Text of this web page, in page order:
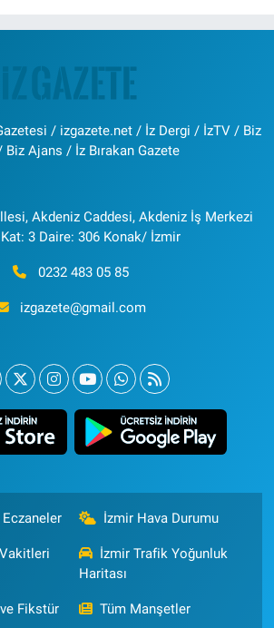
/ izgazete.net / İz Dergi / İzTV / Biz
Biz Ajans / İz Bırakan Gazete
Akdeniz Caddesi, Akdeniz İş Merkezi
3 Daire: 306 Konak/ İzmir
0232 483 05 85
izgazete@gmail.com
İzmir Hava Durumu
İzmir Trafik Yoğunluk
Haritası
Fikstür Tüm Manşetler